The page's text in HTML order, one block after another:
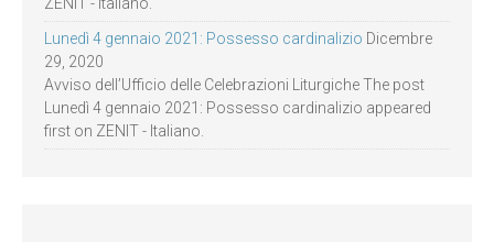
Lunedì 4 gennaio 2021: Possesso cardinalizio Dicembre
29, 2020
Avviso dell’Ufficio delle Celebrazioni Liturgiche The post
Lunedì 4 gennaio 2021: Possesso cardinalizio appeared
first on ZENIT - Italiano.